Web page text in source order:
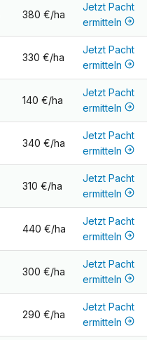
380 €/ha
Jetzt Pacht
ermitteln
330 €/ha
Jetzt Pacht
ermitteln
140 €/ha
Jetzt Pacht
ermitteln
340 €/ha
Jetzt Pacht
ermitteln
310 €/ha
Jetzt Pacht
ermitteln
440 €/ha
Jetzt Pacht
ermitteln
300 €/ha
Jetzt Pacht
ermitteln
290 €/ha
Jetzt Pacht
ermitteln